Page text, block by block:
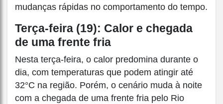
mudanças rápidas no comportamento do tempo.
Terça-feira (19): Calor e chegada
de uma frente fria
Nesta terça-feira, o calor predomina durante o
dia, com temperaturas que podem atingir até
32°C na região. Porém, o cenário muda à noite
com a chegada de uma frente fria pelo Rio